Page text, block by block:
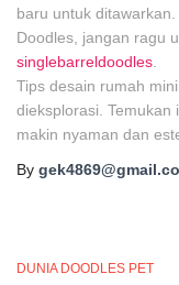
baru untuk
Doodles, jangan ragu
singlebarreldoodles
Tips desain rumah
dieksplorasi. Temukan
makin nyaman dan
By
DUNIA DOODLES PET